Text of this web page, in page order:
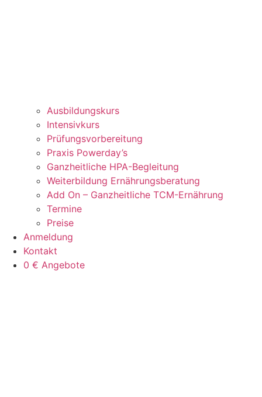
Ausbildungskurs
Intensivkurs
Prüfungsvorbereitung
Praxis Powerday’s
Ganzheitliche HPA-Begleitung
Weiterbildung Ernährungsberatung
Add On – Ganzheitliche TCM-Ernährung
Termine
Preise
Anmeldung
Kontakt
0 € Angebote